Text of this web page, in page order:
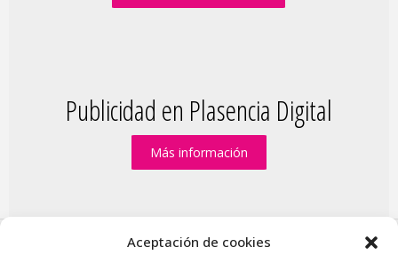
Aceptación de cookies
Publicidad en Plasencia Digital
Más información